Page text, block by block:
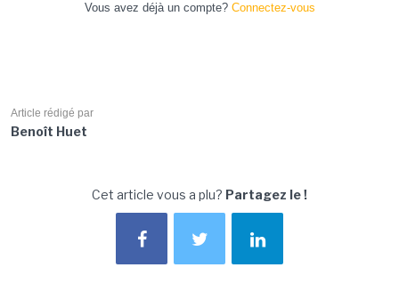
Vous avez déjà un compte? Connectez-vous
Article rédigé par
Benoît Huet
Cet article vous a plu? Partagez le !